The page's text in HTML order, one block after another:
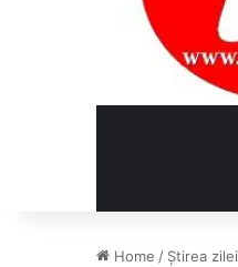
Home / Ştirea zilei